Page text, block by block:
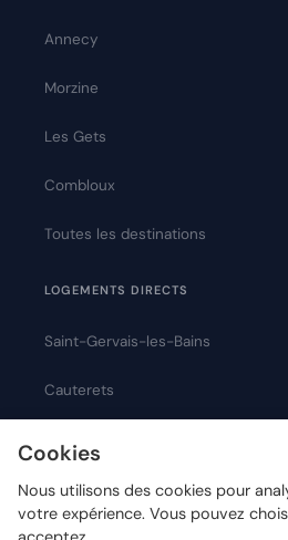
Annecy
Morzine
Les Gets
Combloux
Toutes les destinations
LOGEMENTS DIRECTS
Saint-Gervais-les-Bains
Cauterets
Cookies
Nous utilisons des cookies pour
votre expérience. Vous pouvez